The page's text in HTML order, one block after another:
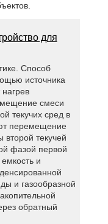
для
Способ
источника
смеси
текучих сред в
перемещение
текучей
фазой первой
и
и газообразной
обратный